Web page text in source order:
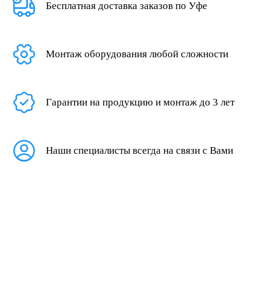
Бесплатная доставка заказов по Уфе
Монтаж оборудования любой сложности
Гарантии на продукцию и монтаж до 3 лет
Наши специалисты всегда на связи с Вами